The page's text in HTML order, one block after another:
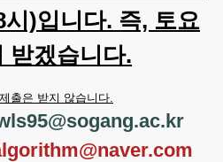
)입니다. 즉, 토요
받겠습니다.
출은 받지 않습니다.